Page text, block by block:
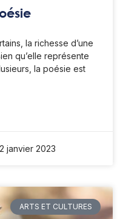
la richesse d’une
qu’elle représente
la poésie est
janvier 2023
ARTS ET CULTURES